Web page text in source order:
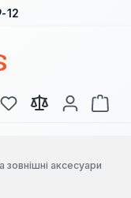
12
У вас є 0 у списку
аксесуари